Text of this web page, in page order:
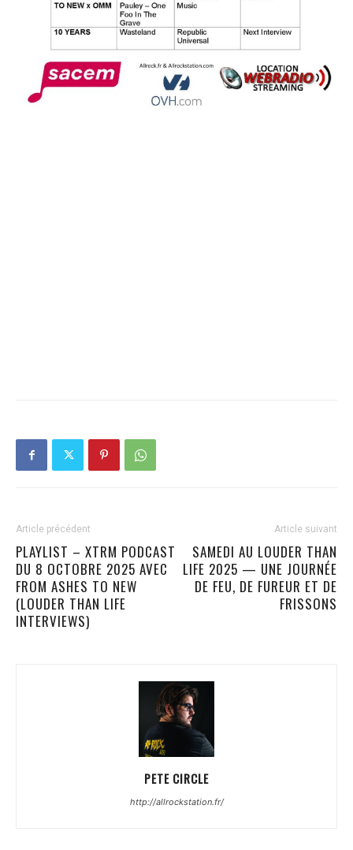
Article précédent
PLAYLIST – XTRM PODCAST
DU 8 OCTOBRE 2025 AVEC
FROM ASHES TO NEW
(LOUDER THAN LIFE
INTERVIEWS)
Article suivant
SAMEDI AU LOUDER THAN
LIFE 2025 — UNE JOURNÉE
DE FEU, DE FUREUR ET DE
FRISSONS
PETE CIRCLE
http://allrockstation.fr/